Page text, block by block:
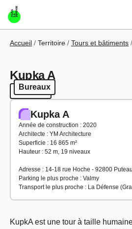
Aller au contenu principal
Fil d'Ariane
Accueil Territoire Tours et bâtiments
Kupka A
Bureaux
Bureaux
Kupka A
Année de construction : 2020
Architecte : YM Architecture
Superficie : 16 865 m²
Hauteur : 52 m, 19 niveaux
Adresse : 14-18 rue Hoche - 92800
Parking le plus proche : Valmy
Transport le plus proche : La Défense
KupkA est une tour à taille